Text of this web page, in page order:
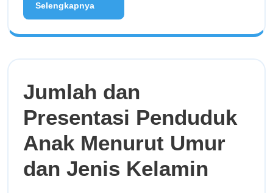
Selengkapnya
Jumlah dan
Presentasi Penduduk
Anak Menurut Umur
dan Jenis Kelamin